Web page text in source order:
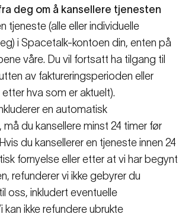
deg om å kansellere tjenesten
tjeneste (alle eller individuelle
i Spacetalk-kontoen din, enten på
våre. Du vil fortsatt ha tilgang til
av faktureringsperioden eller
hva som er aktuelt).
en automatisk
du kansellere minst 24 timer før
du kansellerer en tjeneste innen 24
fornyelse eller etter at vi har begynt
refunderer vi ikke gebyrer du
oss, inkludert eventuelle
kan ikke refundere ubrukte